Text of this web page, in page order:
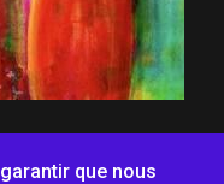
que nous